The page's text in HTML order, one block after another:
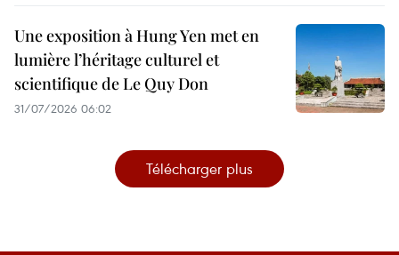
Une exposition à Hung Yen met en
lumière l’héritage culturel et
scientifique de Le Quy Don
31/07/2026 06:02
Télécharger plus